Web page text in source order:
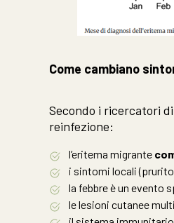
Come cambiano
Secondo i ricercatori
reinfezione:
l’eritema migrante
i sintomi locali
la febbre è un evento
le lesioni cutanee